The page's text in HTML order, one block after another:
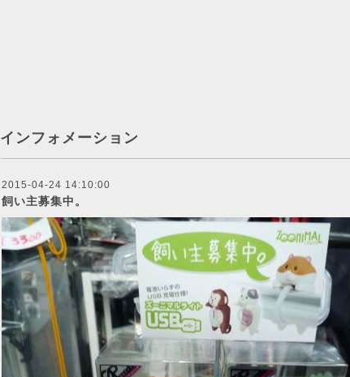
インフォメーション
2015-04-24 14:10:00
飼い主募集中。